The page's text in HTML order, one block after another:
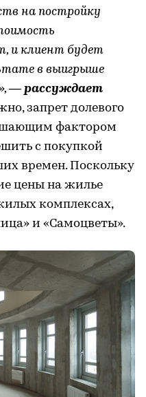
на постройку
и клиент будет
в выигрыше
— рассуждает
запрет долевого
фактором
с покупкой
времен. Поскольку
цены на жилье
комплексах,
и «Самоцветы».